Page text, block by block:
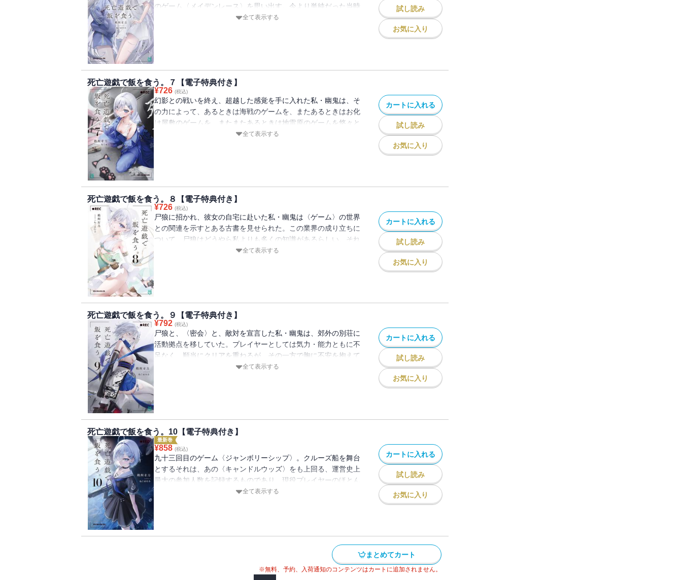
のゲーム〈メイデンレース〉を思い出す。今より単純だった当時
の私は、ややこしい感情を抱くことなど、なかった。あのときの
た・・・・・・。あるときはアスレチック場で。またあるときは
白い部屋で。私と私は、死亡遊戯で飯を食う。【電子限定！書き
下ろし特典つき】
全て表示する
試し読み
お気に入り
死亡遊戯で飯を食う。７【電子特典付き】
¥726 (税込)
幻影との戦いを終え、超越した感覚を手に入れた私・幽鬼は、そ
の力によって、あるときは海戦のゲームを、またあるときはお化
け屋敷のゲームを、またまたあるときは地雷原のゲームを悠々と
こなし、平穏なプレイヤー生活を送る。しかし――波乱の絶えな
越えて、平穏な生活を守り切ることができるか――？死亡遊戯で
飯を食いつつ、私は今日も生きていく。【電子限定！書き下ろし
特典つき】
全て表示する
カートに入れる
試し読み
お気に入り
死亡遊戯で飯を食う。８【電子特典付き】
¥726 (税込)
尸狼に招かれ、彼女の自宅に赴いた私・幽鬼は〈ゲーム〉の世界
との関連を示すとある古書を見せられた。この業界の成り立ちに
ついて、尸狼はどうやら私よりも多くの知識があるらしい。それ
を元に彼女は取引を持ちかけてくる。自分の持つ情報と引き換え
アパートで。それでも私は、死亡遊戯で飯を食う。【電子限定！
書き下ろし特典つき】
全て表示する
カートに入れる
試し読み
お気に入り
死亡遊戯で飯を食う。９【電子特典付き】
¥792 (税込)
尸狼と、〈密会〉と、敵対を宣言した私・幽鬼は、郊外の別荘に
活動拠点を移していた。プレイヤーとしては気力・能力ともに不
足なく、順当にクリアを重ねるが、その一方で胸に不安を抱えて
いた。八十回。師匠の肉体が崩れ始めてきたのもこの辺りからだ
すのは、いったい誰だ？ある時はクノイチ衣装で。またある時は
探偵の装いで。飽きもせず私は、死亡遊戯で飯を食う。【電子限
定！書き下ろし特典つき】
全て表示する
カートに入れる
試し読み
お気に入り
死亡遊戯で飯を食う。10【電子特典付き】
最新巻
¥858 (税込)
九十三回目のゲーム〈ジャンボリーシップ〉。クルーズ船を舞台
とするそれは、あの〈キャンドルウッズ〉をも上回る、運営史上
最大の参加人数を記録するものであり、現役プレイヤーのほとん
ど全員に招待が送られた。慣れない肉体にもどかしさを感じつつ
の〈敵〉に囲まれ孤立無援となる私だったが、しかしその一方
で、心のほうはひどく冷え切っていた・・・・・・。潮風にセー
ラーをたなびかせながら、私たちは、死亡遊戯で飯を食う。【電
全て表示する
カートに入れる
試し読み
お気に入り
まとめてカート
※無料、予約、入荷通知のコンテンツはカートに追加されません。